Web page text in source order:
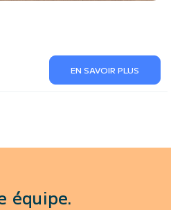
EN SAVOIR PLUS
équipe.